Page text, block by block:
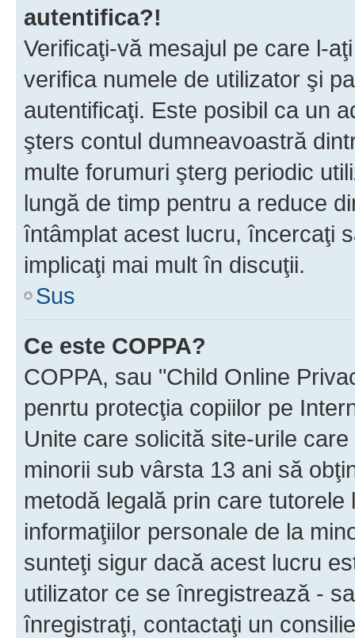
autentifica?!
Verificaţi-vă mesajul pe care l-
verifica numele de utilizator şi
autentificaţi. Este posibil ca un
şters contul dumneavoastră
multe forumuri şterg periodic
lungă de timp pentru a reduce
întâmplat acest lucru, încercaţi
implicaţi mai mult în discuţii.
Sus
Ce este COPPA?
COPPA, sau "Child Online
penrtu protecţia copiilor pe
Unite care solicită site-urile
minorii sub vârsta 13 ani să
metodă legală prin care
informaţiilor personale de la
sunteţi sigur dacă acest lucru
utilizator ce se înregistrează -
înregistraţi, contactaţi un